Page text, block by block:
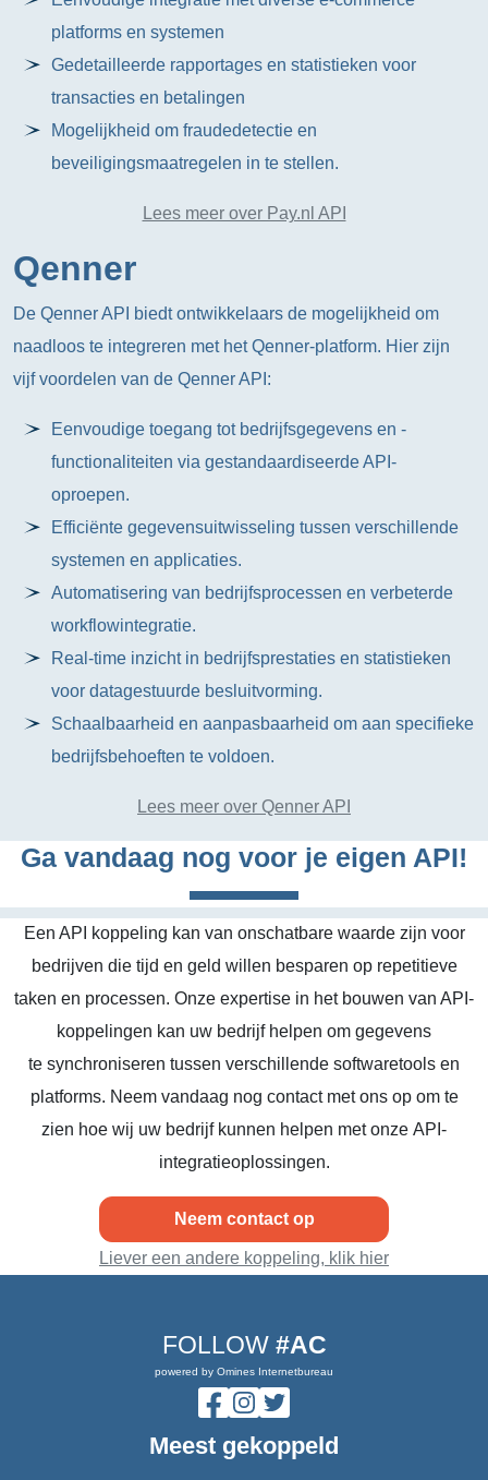
platforms en systemen
Gedetailleerde rapportages en statistieken voor
transacties en betalingen
Mogelijkheid om fraudedetectie en
beveiligingsmaatregelen in te stellen.
Lees meer over Pay.nl API
Qenner
De Qenner API biedt ontwikkelaars de mogelijkheid om
naadloos te integreren met het Qenner-platform. Hier zijn
vijf voordelen van de Qenner API:
Eenvoudige toegang tot bedrijfsgegevens en -
functionaliteiten via gestandaardiseerde API-
oproepen.
Efficiënte gegevensuitwisseling tussen verschillende
systemen en applicaties.
Automatisering van bedrijfsprocessen en verbeterde
workflowintegratie.
Real-time inzicht in bedrijfsprestaties en statistieken
voor datagestuurde besluitvorming.
Schaalbaarheid en aanpasbaarheid om aan specifieke
bedrijfsbehoeften te voldoen.
Lees meer over Qenner API
Ga vandaag nog voor je eigen API!
Een API koppeling kan van onschatbare waarde zijn voor
bedrijven die tijd en geld willen besparen op repetitieve
taken en processen. Onze expertise in het bouwen van API-
koppelingen kan uw bedrijf helpen om gegevens
te synchroniseren tussen verschillende softwaretools en
platforms. Neem vandaag nog contact met ons op om te
zien hoe wij uw bedrijf kunnen helpen met onze API-
integratieoplossingen.
Neem contact op
Liever een andere koppeling, klik hier
FOLLOW #AC
powered by Omines Internetbureau
Meest gekoppeld